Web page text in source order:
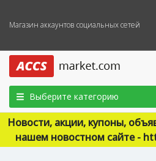
Магазин аккаунтов социальных сетей
Выберите категорию
Новости, акции, купоны,
нашем новостном сайте -